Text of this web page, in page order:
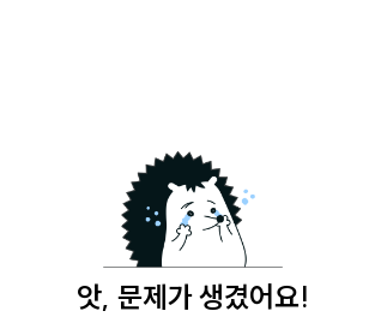
앗, 문제가 생겼어요!